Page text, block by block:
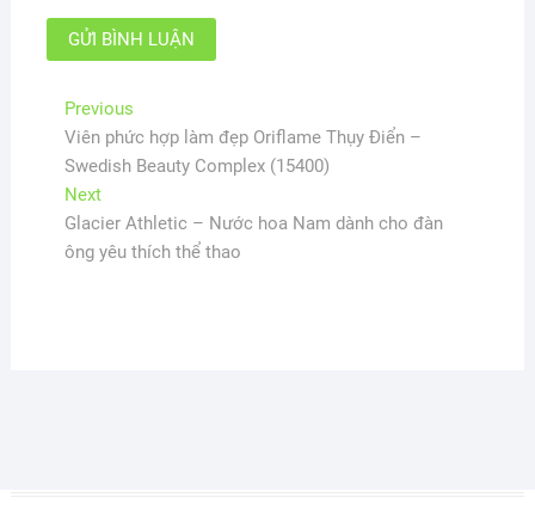
Điều
hướng
bài
viết
PreviousPrevious
post:
Viên phức hợp làm đẹp Oriflame Thụy Điển –
Swedish Beauty Complex (15400)
NextNext
post:
Glacier Athletic – Nước hoa Nam dành cho đàn
ông yêu thích thể thao